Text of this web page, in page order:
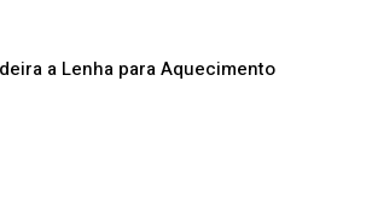
a Lenha para Aquecimento